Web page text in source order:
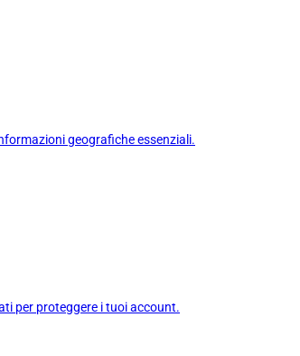
geografiche essenziali.
per proteggere i tuoi account.